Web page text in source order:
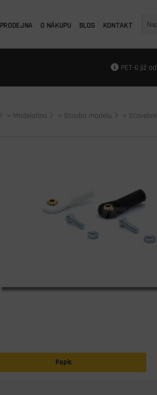
PRODEJNA O NÁKUPU BLOG KONTAKT
PET-G již od
> Modelařina > Stavba modelu >
Popis